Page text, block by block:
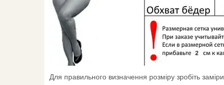
Для правильного визначення розміру зробіть заміри